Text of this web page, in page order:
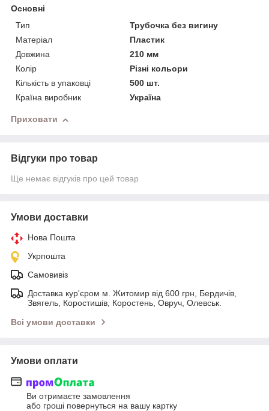
Основні
Тип
Трубочка без вигину
Матеріал
Пластик
Довжина
210 мм
Колір
Різні кольори
Кількість в упаковці
500 шт.
Країна виробник
Україна
Приховати
Відгуки про товар
Ще немає відгуків про цей товар
Умови доставки
Нова Пошта
Укрпошта
Самовивіз
Доставка кур'єром м. Житомир від 600 грн, Бердичів,
Звягель, Коростишів, Коростень, Овруч, Олевськ.
Всі умови доставки
Умови оплати
Ви отримаєте замовлення
або гроші повернуться на вашу картку